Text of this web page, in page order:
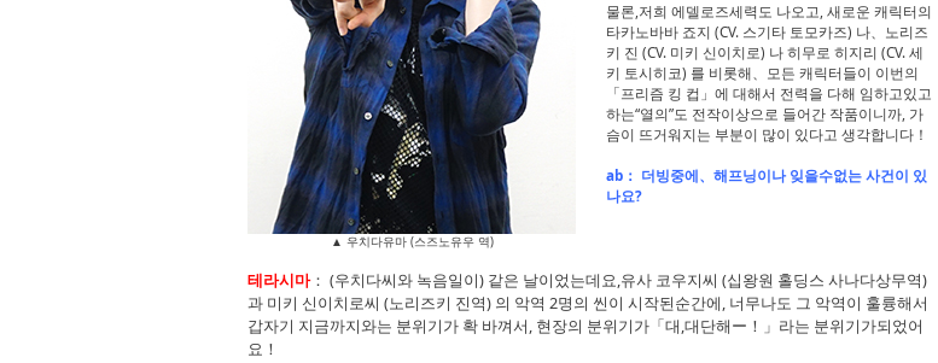
▲ 우치다유마 (스즈노유우 역)
물론,저희 에델로즈세력도 나오고, 새로운 캐릭터의
타카노바바 죠지 (CV. 스기타 토모카즈) 나、노리즈
키 진 (CV. 미키 신이치로) 나 히무로 히지리 (CV. 세
키 토시히코) 를 비롯해、모든 캐릭터들이 이번의
「프리즘 킹 컵」에 대해서 전력을 다해 임하고있고
하는“열의”도 전작이상으로 들어간 작품이니까, 가
슴이 뜨거워지는 부분이 많이 있다고 생각합니다！
ab： 더빙중에、해프닝이나 잊을수없는 사건이 있
나요?
테라시마： (우치다씨와 녹음일이) 같은 날이었는데요,유사 코우지씨 (십왕원 홀딩스 사나다상무역)
과 미키 신이치로씨 (노리즈키 진역) 의 악역 2명의 씬이 시작된순간에, 너무나도 그 악역이 훌륭해서
갑자기 지금까지와는 분위기가 확 바껴서, 현장의 분위기가「대,대단해ー！」라는 분위기가되었어
요！